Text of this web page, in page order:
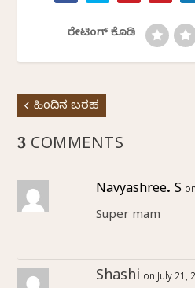
ರೇಟಿಂಗ್ ಕೊಡಿ
ಹಿಂದಿನ ಬರಹ
3 COMMENTS
Navyashree. S
Super mam
Shashi on July 21,